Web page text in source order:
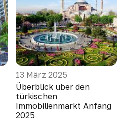
13 März 2025
Überblick über den
türkischen
Immobilienmarkt Anfang
2025